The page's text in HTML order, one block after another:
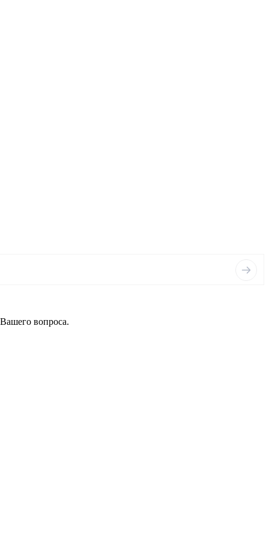
вопроса.